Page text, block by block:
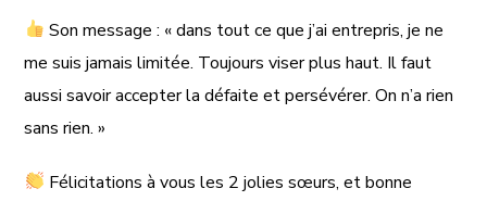
Son message : « dans tout ce que j’ai entrepris, je ne
me suis jamais limitée. Toujours viser plus haut. Il faut
aussi savoir accepter la défaite et persévérer. On n’a rien
sans rien. »
Félicitations à vous les 2 jolies sœurs, et bonne